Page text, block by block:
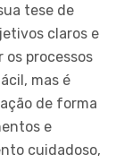
tese de
claros e
os processos
mas é
de forma
e
cuidadoso,